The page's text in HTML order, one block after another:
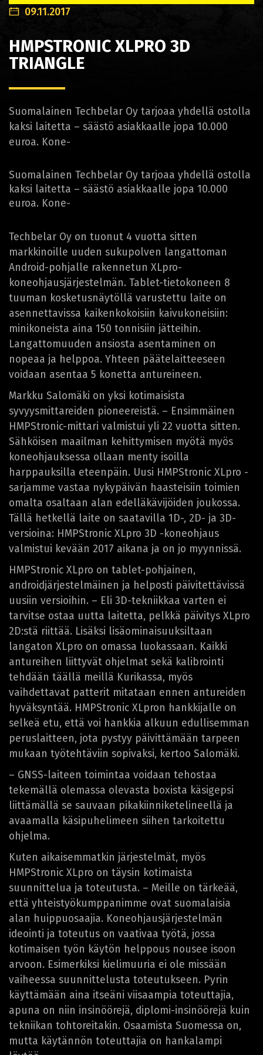
09.11.2017
HMPSTRONIC XLPRO 3D
TRIANGLE
Suomalainen Techbelar Oy tarjoaa yhdellä ostolla
kaksi laitetta – säästö asiakkaalle jopa 10.000
euroa. Kone-
Suomalainen Techbelar Oy tarjoaa yhdellä ostolla
kaksi laitetta – säästö asiakkaalle jopa 10.000
euroa. Kone-
Techbelar Oy on tuonut 4 vuotta sitten
markkinoille uuden sukupolven langattoman
Android-pohjalle rakennetun XLpro-
koneohjausjärjestelmän. Tablet-tietokoneen 8
tuuman kosketusnäytöllä varustettu laite on
asennettavissa kaikenkokoisiin kaivukoneisiin:
minikoneista aina 150 tonnisiin jätteihin.
Langattomuuden ansiosta asentaminen on
nopeaa ja helppoa. Yhteen päätelaitteeseen
voidaan asentaa 5 konetta antureineen.
Markku Salomäki on yksi kotimaisista
syvyysmittareiden pioneereistä. – Ensimmäinen
HMPStronic-mittari valmistui yli 22 vuotta sitten.
Sähköisen maailman kehittymisen myötä myös
koneohjauksessa ollaan menty isoilla
harppauksilla eteenpäin. Uusi HMPStronic XLpro -
sarjamme vastaa nykypäivän haasteisiin toimien
omalta osaltaan alan edelläkävijöiden joukossa.
Tällä hetkellä laite on saatavilla 1D-, 2D- ja 3D-
versioina: HMPStronic XLpro 3D -koneohjaus
valmistui kevään 2017 aikana ja on jo myynnissä.
HMPStronic XLpro on tablet-pohjainen,
androidjärjestelmäinen ja helposti päivitettävissä
uusiin versioihin. – Eli 3D-tekniikkaa varten ei
tarvitse ostaa uutta laitetta, pelkkä päivitys XLpro
2D:stä riittää. Lisäksi lisäominaisuuksiltaan
langaton XLpro on omassa luokassaan. Kaikki
antureihen liittyvät ohjelmat sekä kalibrointi
tehdään täällä meillä Kurikassa, myös
vaihdettavat patterit mitataan ennen antureiden
hyväksyntää. HMPStronic XLpron hankkijalle on
selkeä etu, että voi hankkia alkuun edullisemman
peruslaitteen, jota pystyy päivittämään tarpeen
mukaan työtehtäviin sopivaksi, kertoo Salomäki.
– GNSS-laiteen toimintaa voidaan tehostaa
tekemällä olemassa olevasta boxista käsigepsi
liittämällä se sauvaan pikakiinniketelineellä ja
avaamalla käsipuhelimeen siihen tarkoitettu
ohjelma.
Kuten aikaisemmatkin järjestelmät, myös
HMPStronic XLpro on täysin kotimaista
suunnittelua ja toteutusta. – Meille on tärkeää,
että yhteistyökumppanimme ovat suomalaisia
alan huippuosaajia. Koneohjausjärjestelmän
ideointi ja toteutus on vaativaa työtä, jossa
kotimaisen työn käytön helppous nousee isoon
arvoon. Esimerkiksi kielimuuria ei ole missään
vaiheessa suunnittelusta toteutukseen. Pyrin
käyttämään aina itseäni viisaampia toteuttajia,
apuna on niin insinöörejä, diplomi-insinöörejä kuin
tekniikan tohtoreitakin. Osaamista Suomessa on,
mutta käytännön toteuttajia on hankalampi